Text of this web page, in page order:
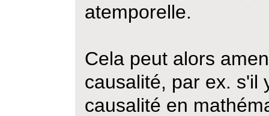
atemporelle.
Cela peut alors
causalité, par ex. s'il
causalité en